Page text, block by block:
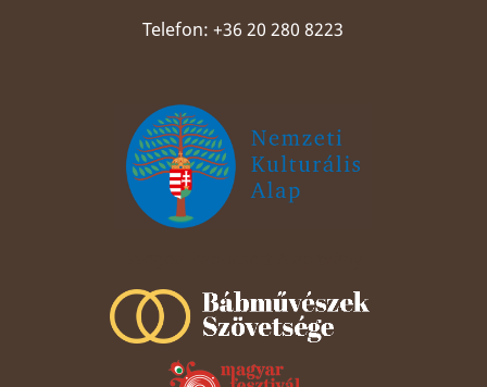
Telefon: +36 20 280 8223